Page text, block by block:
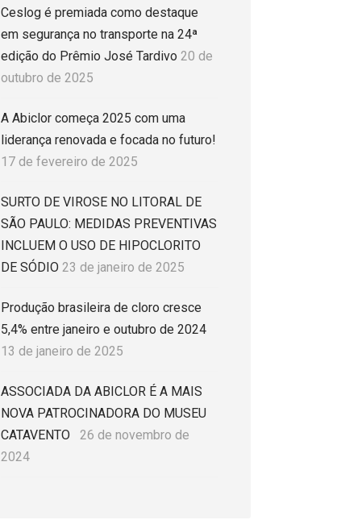
Ceslog é premiada como destaque
em segurança no transporte na 24ª
edição do Prêmio José Tardivo 20 de
outubro de 2025
A Abiclor começa 2025 com uma
liderança renovada e focada no futuro!
17 de fevereiro de 2025
SURTO DE VIROSE NO LITORAL DE
SÃO PAULO: MEDIDAS PREVENTIVAS
INCLUEM O USO DE HIPOCLORITO
DE SÓDIO 23 de janeiro de 2025
Produção brasileira de cloro cresce
5,4% entre janeiro e outubro de 2024
13 de janeiro de 2025
ASSOCIADA DA ABICLOR É A MAIS
NOVA PATROCINADORA DO MUSEU
CATAVENTO
26 de novembro de
2024